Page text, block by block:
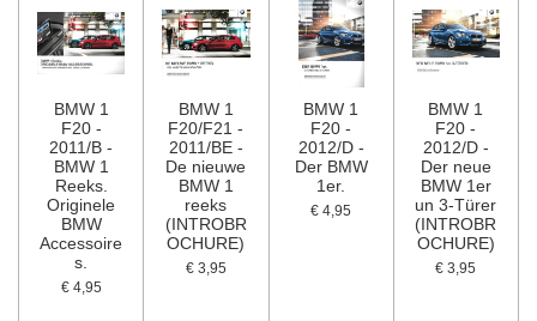
BMW 1
F20 -
2011/B -
BMW 1
Reeks.
Originele
BMW
Accessoire
s.
€ 4,95
BMW 1
F20/F21 -
2011/BE -
De nieuwe
BMW 1
reeks
(INTROBR
OCHURE)
€ 3,95
BMW 1
F20 -
2012/D -
Der BMW
1er.
€ 4,95
BMW 1
F20 -
2012/D -
Der neue
BMW 1er
un 3-Türer
(INTROBR
OCHURE)
€ 3,95